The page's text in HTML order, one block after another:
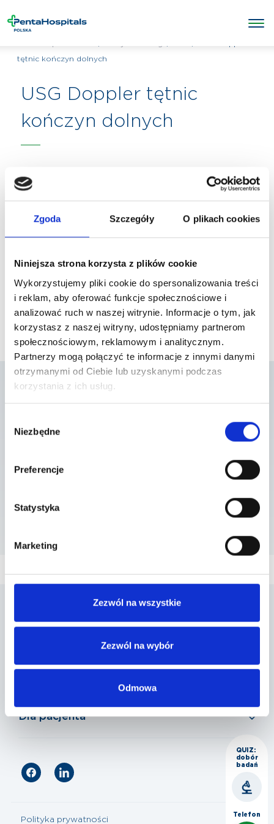
Zgoda Szczegóły O plikach cookies
Niniejsza strona korzysta z plików cookie
Wykorzystujemy pliki cookie do spersonalizowania treści
i reklam, aby oferować funkcje społecznościowe i
analizować ruch w naszej witrynie. Informacje o tym, jak
korzystasz z naszej witryny, udostępniamy partnerom
społecznościowym, reklamowym i analitycznym.
Partnerzy mogą połączyć te informacje z innymi danymi
otrzymanymi od Ciebie lub uzyskanymi podczas
korzystania z ich usług.
zgody
Niezbędne
Preferencje
Statystyka
Marketing
Zezwól na wszystkie
Zezwól na wybór
Odmowa
tętnic kończyn dolnych
USG Doppler tętnic
kończyn dolnych
których usługa jest
dostępna
Morawa 31, 40-353 Katowice
Nasza oferta
Dla pacjenta
Polityka prywatności
QUIZ:
dobór
badań
Telefon